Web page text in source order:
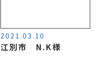
2021.03.10
江別市 N.K様